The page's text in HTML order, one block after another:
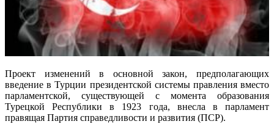
Проект изменений в основной закон, предполагающих
введение в Турции президентской системы правления вместо
парламентской, существующей с момента образования
Турецкой Республики в 1923 года, внесла в парламент
правящая Партия справедливости и развития (ПСР).